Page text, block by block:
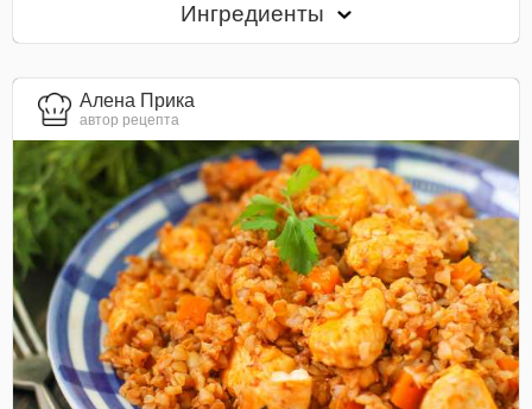
Ингредиенты
Алена Прика
автор рецепта